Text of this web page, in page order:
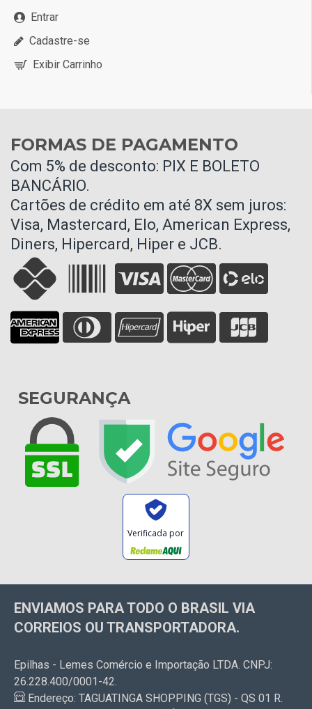
Entrar
Cadastre-se
Exibir Carrinho
FORMAS DE PAGAMENTO
Com 5% de desconto: PIX E BOLETO
BANCÁRIO.
Cartões de crédito em até 8X sem juros:
Visa, Mastercard, Elo, American Express,
Diners, Hipercard, Hiper e JCB.
SEGURANÇA
Verificada por
ENVIAMOS PARA TODO O BRASIL VIA
CORREIOS OU TRANSPORTADORA.
Epilhas - Lemes Comércio e Importação LTDA. CNPJ:
26.228.400/0001-42.
Endereço: TAGUATINGA SHOPPING (TGS) - QS 01 R.